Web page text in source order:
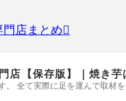
店まとめ
店【保存版】｜焼き芋
。 全て実際に足を運んで取材